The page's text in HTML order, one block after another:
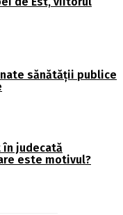
sănătății publice
în judecată
este motivul?